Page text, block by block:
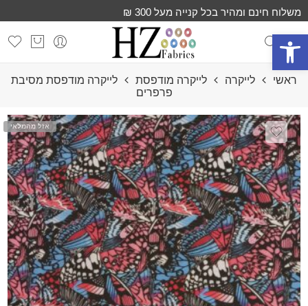
פתח סרגל נגישות
משלוח חינם ומהיר בכל קנייה מעל 300 ₪
ראשי לייקרה לייקרה מודפסת
לייקרה מודפסת מסיבת
פרפרים
אזל מהמלאי